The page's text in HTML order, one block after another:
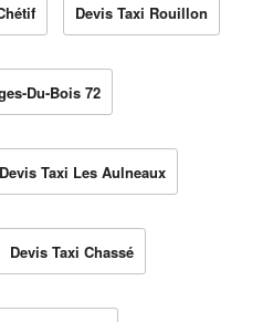
Devis Taxi Rouillon
Du-Bois 72
Devis Taxi Les Aulneaux
Devis Taxi Chassé